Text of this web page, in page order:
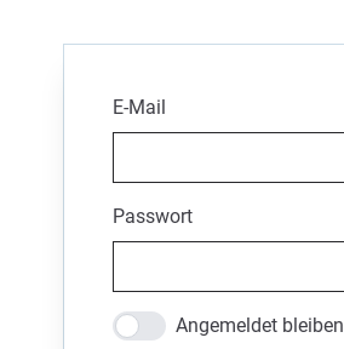
E-Mail
Passwort
Angemeldet bleiben